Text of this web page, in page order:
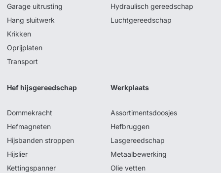
Garage uitrusting
Hang sluitwerk
Krikken
Oprijplaten
Transport
Hydraulisch gereedschap
Luchtgereedschap
Hef hijsgereedschap
Dommekracht
Hefmagneten
Hijsbanden stroppen
Hijslier
Kettingspanner
Werkplaats
Assortimentsdoosjes
Hefbruggen
Lasgereedschap
Metaalbewerking
Olie vetten